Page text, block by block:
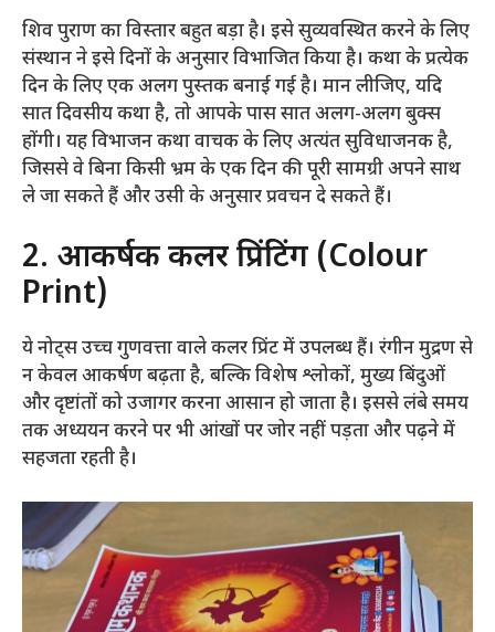
शिव पुराण का विस्तार बहुत बड़ा है। इसे सुव्यवस्थित करने के लिए
संस्थान ने इसे दिनों के अनुसार विभाजित किया है। कथा के प्रत्येक
दिन के लिए एक अलग पुस्तक बनाई गई है। मान लीजिए, यदि
सात दिवसीय कथा है, तो आपके पास सात अलग-अलग बुक्स
होंगी। यह विभाजन कथा वाचक के लिए अत्यंत सुविधाजनक है,
जिससे वे बिना किसी भ्रम के एक दिन की पूरी सामग्री अपने साथ
ले जा सकते हैं और उसी के अनुसार प्रवचन दे सकते हैं।
2. आकर्षक कलर प्रिंटिंग (Colour
Print)
ये नोट्स उच्च गुणवत्ता वाले कलर प्रिंट में उपलब्ध हैं। रंगीन मुद्रण से
न केवल आकर्षण बढ़ता है, बल्कि विशेष श्लोकों, मुख्य बिंदुओं
और दृष्टांतों को उजागर करना आसान हो जाता है। इससे लंबे समय
तक अध्ययन करने पर भी आंखों पर जोर नहीं पड़ता और पढ़ने में
सहजता रहती है।